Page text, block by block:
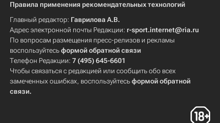
Правила применения рекомендательных технологий
Главный редактор: Гаврилова А.В.
Адрес электронной почты Редакции: r-sport.internet@ria.ru
По вопросам размещения пресс-релизов и рекламы
воспользуйтесьформой обратной связи
Телефон Редакции: 7 (495) 645-6601
Чтобы связаться с редакцией или сообщить обо всех
замеченных ошибках, воспользуйтесьформой обратной
связи.